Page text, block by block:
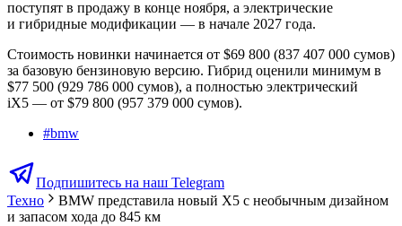
поступят в продажу в конце ноября, а электрические
и гибридные модификации — в начале 2027 года.
Стоимость новинки начинается от $69 800 (837 407 000 сумов)
за базовую бензиновую версию. Гибрид оценили минимум в
$77 500 (929 786 000 сумов), а полностью электрический
iX5 — от $79 800 (957 379 000 сумов).
#bmw
Подпишитесь на наш Telegram
Техно
BMW представила новый X5 с необычным дизайном
и запасом хода до 845 км